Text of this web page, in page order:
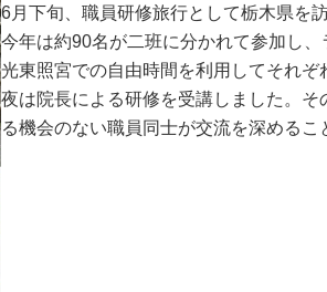
6月下旬、職員研修旅行として栃木県を訪
今年は約90名が二班に分かれて参加し
光東照宮での自由時間を利用してそれぞ
夜は院長による研修を受講しました。
る機会のない職員同士が交流を深めるこ